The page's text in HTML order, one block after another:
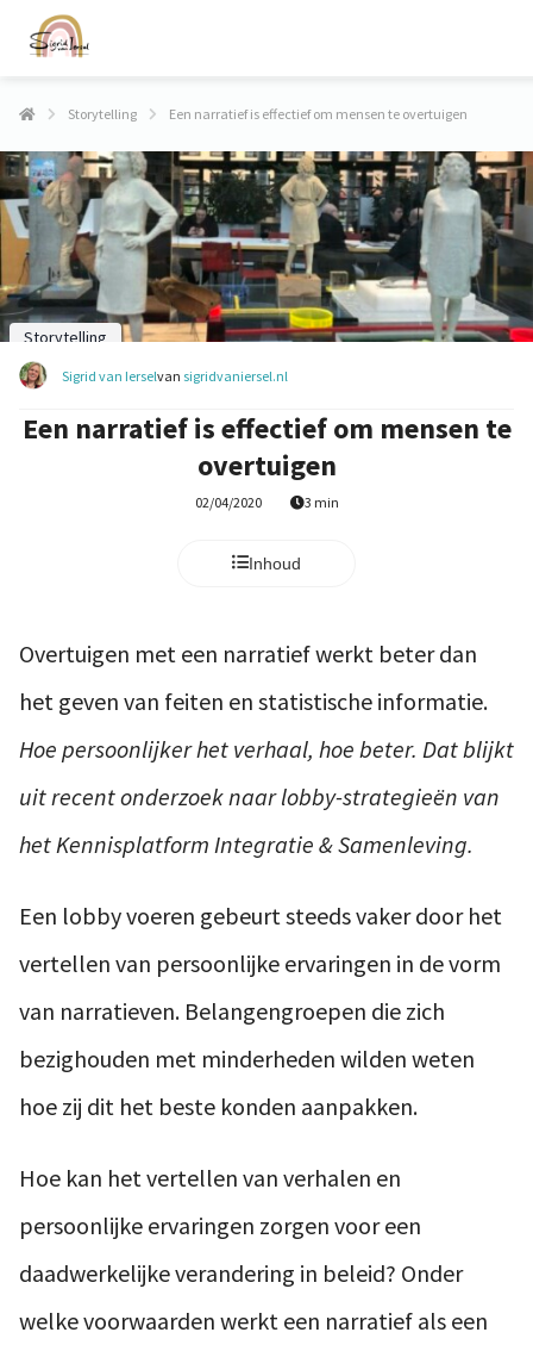
Storytelling Een narratief is effectief om mensen te overtuigen
Storytelling
Sigrid van Ierselvan sigridvaniersel.nl
Een narratief is effectief om mensen te
overtuigen
02/04/2020 3 min
Inhoud
Overtuigen met een narratief werkt beter dan
het geven van feiten en statistische informatie.
Hoe persoonlijker het verhaal, hoe beter. Dat blijkt
uit recent onderzoek naar lobby-strategieën van
het Kennisplatform Integratie & Samenleving.
Een lobby voeren gebeurt steeds vaker door het
vertellen van persoonlijke ervaringen in de vorm
van narratieven. Belangengroepen die zich
bezighouden met minderheden wilden weten
hoe zij dit het beste konden aanpakken.
Hoe kan het vertellen van verhalen en
persoonlijke ervaringen zorgen voor een
daadwerkelijke verandering in beleid? Onder
welke voorwaarden werkt een narratief als een